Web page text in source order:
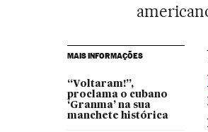
MAIS INFORMAÇÕES
“Voltaram!”,
proclama o cubano
‘Granma’ na sua
manchete histórica